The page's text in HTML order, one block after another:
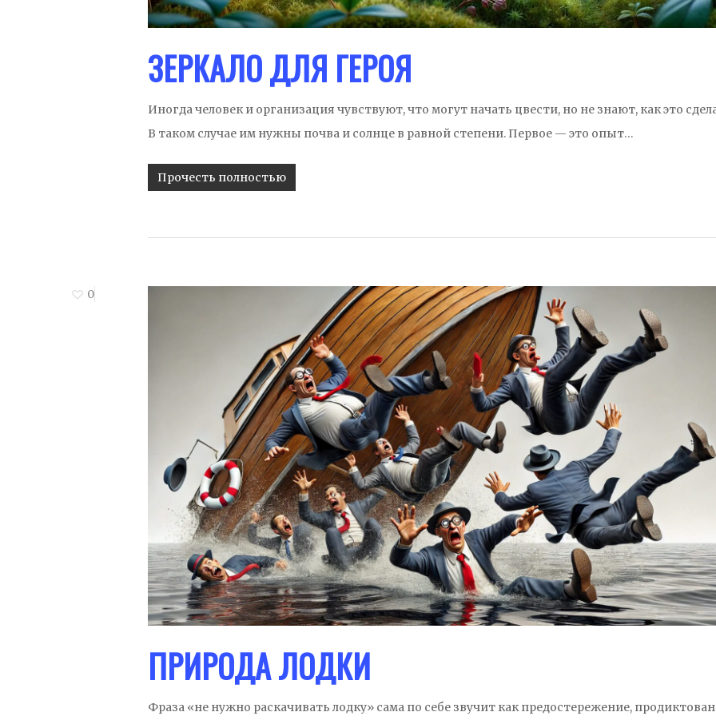
ЗЕРКАЛО ДЛЯ ГЕРОЯ
Иногда человек и организация чувствуют, что могут начать цвести, но не знают, как это
В таком случае им нужны почва и солнце в равной степени. Первое — это опыт…
Прочесть полностью
0
ПРИРОДА ЛОДКИ
Фраза «не нужно раскачивать лодку» сама по себе звучит как предостережение,